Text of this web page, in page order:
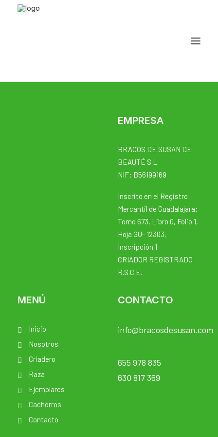
EMPRESA
BRACOS DE SUSAN DE
BEAUTÉ S.L.
NIF: B56199169
Inscrito en el Registro
Mercantil de Guadalajara:
Tomo 673, Libro 0, Folio 1,
Hoja GU- 12303,
Inscripción 1
CRIADOR REGISTRADO
R.S.C.E.
MENÚ
Inicio
Nosotros
Criadero
Raza
Ejemplares
Cachorros
Contacto
CONTACTO
info@bracosdesusan.com
655 978 835
630 817 369